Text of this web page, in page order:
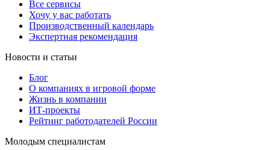
Все сервисы
Хочу у вас работать
Производственный календарь
Экспертная рекомендация
Новости и статьи
Блог
О компаниях в игровой форме
Жизнь в компании
ИТ-проекты
Рейтинг работодателей России
Молодым специалистам